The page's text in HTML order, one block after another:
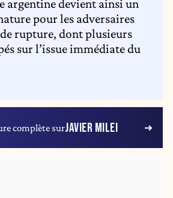
argentine devient ainsi un
pour les adversaires
rupture, dont plusieurs
sur l’issue immédiate du
complète surJAVIER MILEI